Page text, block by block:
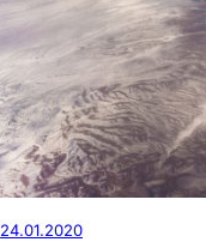
24.01.2020